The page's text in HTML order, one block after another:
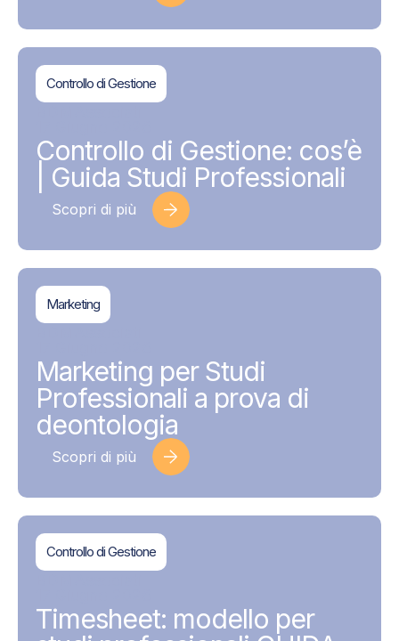
Controllo di Gestione
Controllo di Gestione: cos’è
| Guida Studi Professionali
Scopri di più
Marketing
Marketing per Studi
Professionali a prova di
deontologia
Scopri di più
Controllo di Gestione
Timesheet: modello per